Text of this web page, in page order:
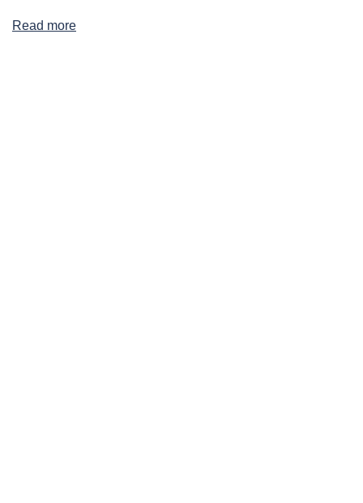
Read more